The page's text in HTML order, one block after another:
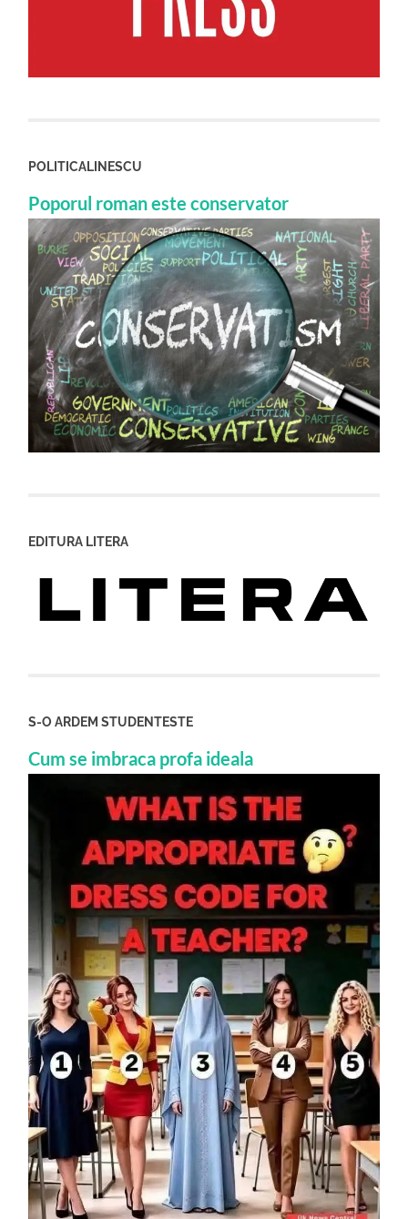
POLITICALINESCU
Poporul roman este conservator
EDITURA LITERA
S-O ARDEM STUDENTESTE
Cum se imbraca profa ideala